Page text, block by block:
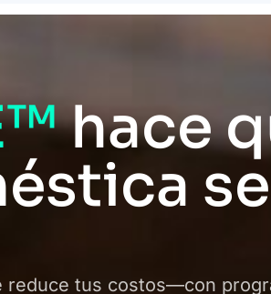
hace
reduce tus costos—con